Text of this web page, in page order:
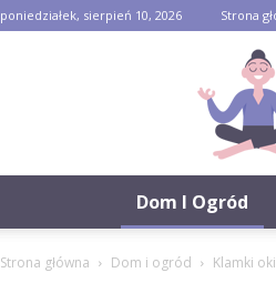
poniedziałek, sierpień 10, 2026 Strona
Dom I Ogród
Strona główna Dom i ogród Klamki